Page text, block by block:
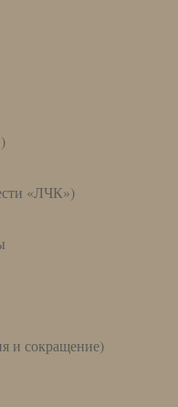
«ЛЧК»)
и сокращение)